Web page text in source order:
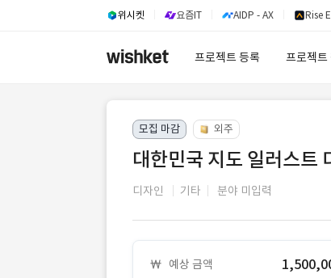
위시켓 요즘IT AIDP - AX Rise
프로젝트 등록 프로젝트
모집 마감 외주
대한민국 지도 일러스트
디자인 기타 분야 미입력
예상 금액